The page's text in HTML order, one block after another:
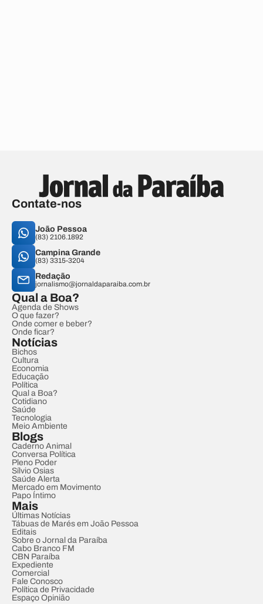
Contate-nos
João Pessoa
(83) 2106.1892
Campina Grande
(83) 3315-3204
Redação
jornalismo@jornaldaparaiba.com.br
Qual a Boa?
Agenda de Shows
O que fazer?
Onde comer e beber?
Onde ficar?
Notícias
Bichos
Cultura
Economia
Educação
Política
Qual a Boa?
Cotidiano
Saúde
Tecnologia
Meio Ambiente
Blogs
Caderno Animal
Conversa Política
Pleno Poder
Sílvio Osias
Saúde Alerta
Mercado em Movimento
Papo Íntimo
Mais
Últimas Notícias
Tábuas de Marés em João Pessoa
Editais
Sobre o Jornal da Paraíba
Cabo Branco FM
CBN Paraíba
Expediente
Comercial
Fale Conosco
Política de Privacidade
Espaço Opinião